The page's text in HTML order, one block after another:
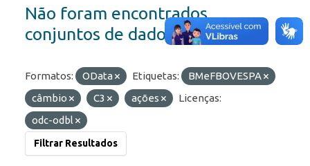
Não foram encontrados
conjuntos de dados
Formatos: OData Etiquetas:
BMeFBOVESPA
câmbio
C3 ações
Licenças:
odc-odbl
Filtrar Resultados